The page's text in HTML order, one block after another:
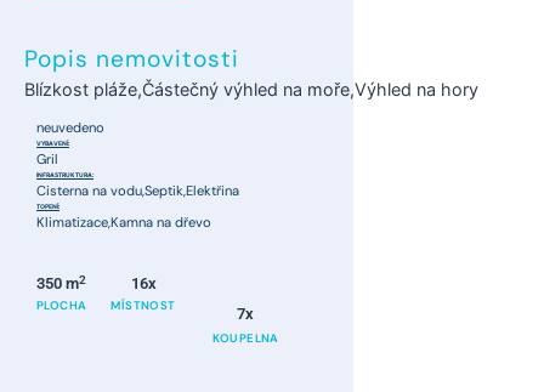
Popis nemovitosti
Blízkost pláže,Částečný výhled na moře,Výhled na hory
neuvedeno
VYBAVENÍ:
Gril
INFRASTRUKTURA:
Cisterna na vodu,Septik,Elektřina
TOPENÍ:
Klimatizace,Kamna na dřevo
350 m2
PLOCHA
16x
MÍSTNOST 7x
KOUPELNA